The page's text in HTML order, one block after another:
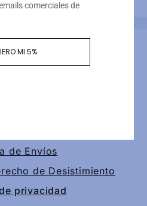
de contacto
de Envíos
de Desistimiento
privacidad
comerciales de
MI 5%